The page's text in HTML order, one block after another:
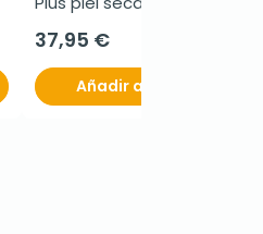
37,95 €
Añadir al carrito